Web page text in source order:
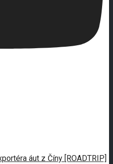
áut z Číny [ROADTRIP]